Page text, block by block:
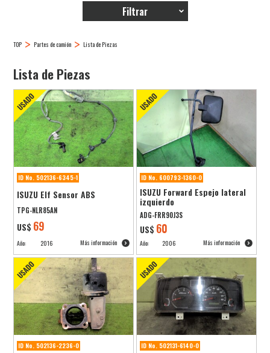
Filtrar
TOP Partes de camión Lista de Piezas
Lista de Piezas
ID No. 502136-6345-1
ISUZU Elf Sensor ABS
TPG-NLR85AN
US$ 69
Año: 2016 Más información
ID No. 600793-1360-0
ISUZU Forward Espejo lateral
izquierdo
ADG-FRR90J3S
US$ 60
Año: 2006 Más información
ID No. 502136-2236-0 ID No. 502131-6140-0